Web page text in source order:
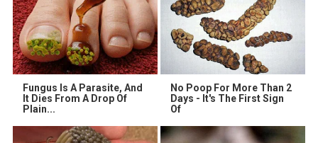
Fungus Is A Parasite, And
It Dies From A Drop Of
Plain...
No Poop For More Than 2
Days - It's The First Sign
Of